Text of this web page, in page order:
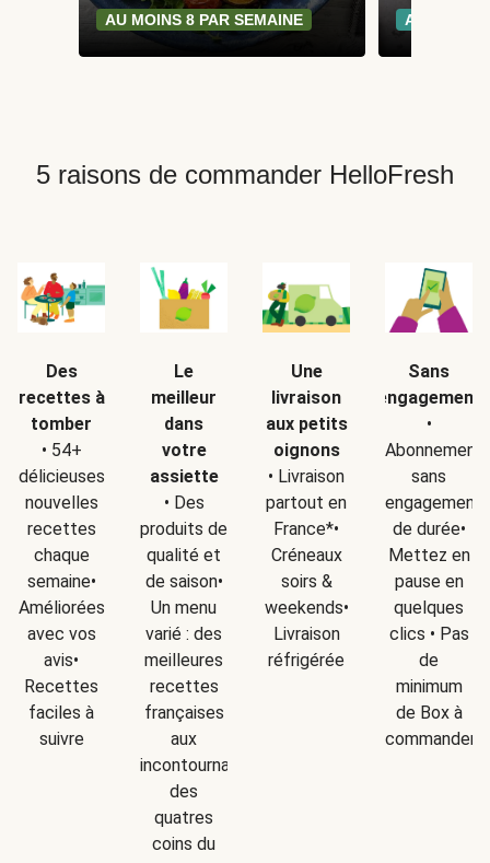
AU MOINS 8 PAR SEMAINE AU MOINS
5 raisons de commander HelloFresh
Des
recettes à
tomber
• 54+
délicieuses
nouvelles
recettes
chaque
semaine•
Améliorées
avec vos
avis•
Recettes
faciles à
suivre
Le
meilleur
dans
votre
assiette
• Des
produits de
qualité et
de saison•
Un menu
varié : des
meilleures
recettes
françaises
aux
incontournables
des
quatres
coins du
Une
livraison
aux petits
oignons
• Livraison
partout en
France*•
Créneaux
soirs &
weekends•
Livraison
réfrigérée
Sans
engagement
•
Abonnement
sans
engagement
de durée•
Mettez en
pause en
quelques
clics • Pas
de
minimum
de Box à
commander